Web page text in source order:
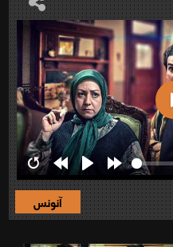
RestartRewind
10s
Play Forward
10s
آنونس